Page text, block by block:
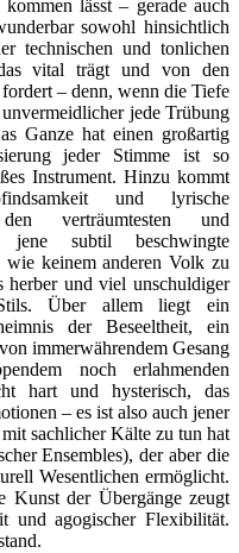
lässt – gerade auch
sowohl hinsichtlich
technischen und tonlichen
vital trägt und von den
– denn, wenn die Tiefe
jede Trübung
Ganze hat einen großartig
jeder Stimme ist so
Instrument. Hinzu kommt
und lyrische
verträumtesten und
jene subtil beschwingte
wie keinem anderen Volk zu
herber und viel unschuldiger
Über allem liegt ein
der Beseeltheit, ein
immerwährendem Gesang
noch erlahmenden
hart und hysterisch, das
– es ist also auch jener
sachlicher Kälte zu tun hat
Ensembles), der aber die
Wesentlichen ermöglicht.
der Übergänge zeugt
und agogischer Flexibilität.